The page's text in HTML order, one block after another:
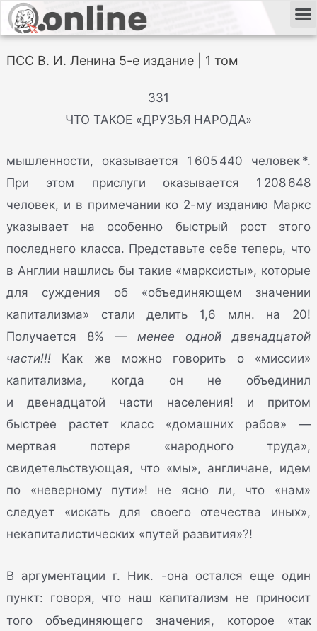
ПСС В. И. Ленина 5-е издание | 1 том
331
ЧТО ТАКОЕ «ДРУЗЬЯ НАРОДА»
мышленности, оказывается 1 605 440 человек *.
При этом прислуги оказывается 1 208 648
человек, и в примечании ко 2-му изданию Маркс
указывает на особенно быстрый рост этого
последнего класса. Представьте себе теперь, что
в Англии нашлись бы такие «марксисты», которые
для суждения об «объединяющем значении
капитализма» стали делить 1,6 млн. на 20!
Получается 8% — менее одной двенадцатой
части!!! Как же можно говорить о «миссии»
капитализма, когда он не объединил
и двенадцатой части населения! и притом
быстрее растет класс «домашних рабов» —
мертвая потеря «народного труда»,
свидетельствующая, что «мы», англичане, идем
по «неверному пути»! не ясно ли, что «нам»
следует «искать для своего отечества иных»,
некапиталистических «путей развития»?!
В аргументации г. Ник. -она остался еще один
пункт: говоря, что наш капитализм не приносит
того объединяющего значения, которое «так